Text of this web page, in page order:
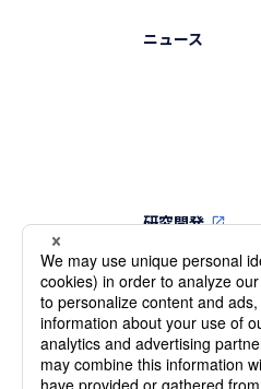
ニュース
研究開発